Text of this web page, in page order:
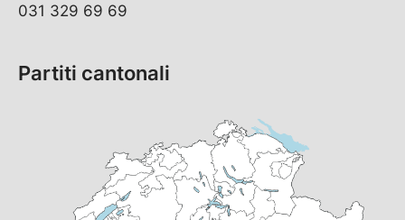
031 329 69 69
Partiti cantonali